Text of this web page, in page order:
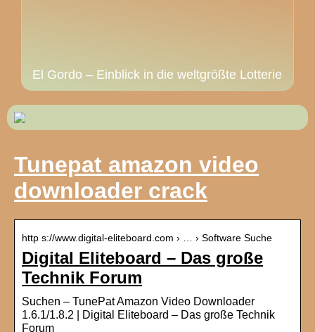
El Gordo – Einblick in die weltgrößte Lotterie
Tunepat amazon video
downloader crack
http s://www.digital-eliteboard.com › … › Software Suche
Digital Eliteboard – Das große
Technik Forum
Suchen – TunePat Amazon Video Downloader
1.6.1/1.8.2 | Digital Eliteboard – Das große Technik
Forum